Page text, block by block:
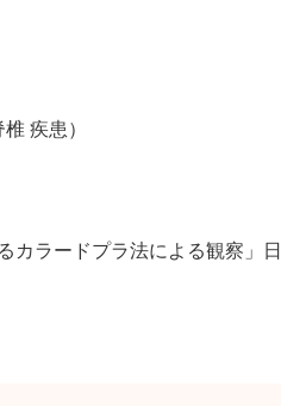
疾患）
ラードプラ法による観察」